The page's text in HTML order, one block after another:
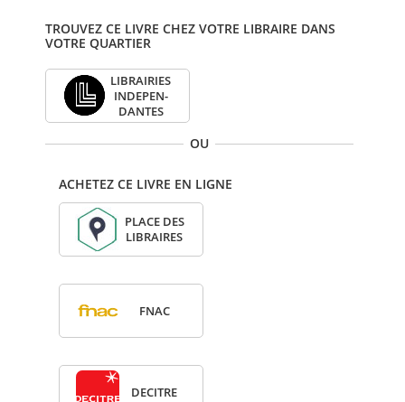
TROUVEZ CE LIVRE CHEZ VOTRE LIBRAIRE DANS
VOTRE QUARTIER
LIBRAI­RIES
INDE­PEN­
DANTES
OU
ACHETEZ CE LIVRE EN LIGNE
PLACE DES
LIBRAIRES
FNAC
DECITRE